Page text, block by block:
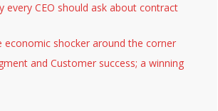
every CEO should ask about contract
economic shocker around the corner
and Customer success; a winning